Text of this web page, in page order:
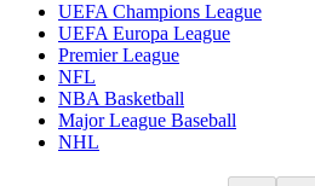
UEFA Champions League
UEFA Europa League
Premier League
NFL
NBA Basketball
Major League Baseball
NHL